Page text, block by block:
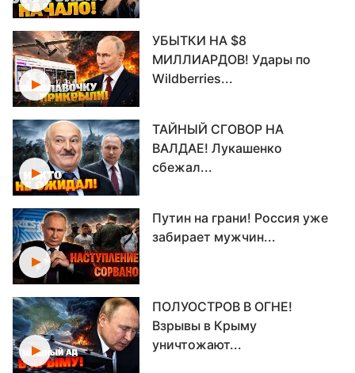
УБЫТКИ НА $8
МИЛЛИАРДОВ! Удары по
Wildberries...
ТАЙНЫЙ СГОВОР НА
ВАЛДАЕ! Лукашенко
сбежал...
Путин на грани! Россия уже
забирает мужчин...
ПОЛУОСТРОВ В ОГНЕ!
Взрывы в Крыму
уничтожают...